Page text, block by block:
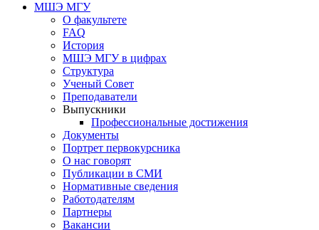
МШЭ МГУ
О факультете
FAQ
История
МШЭ МГУ в цифрах
Структура
Ученый Совет
Преподаватели
Выпускники
Профессиональные достижения
Документы
Портрет первокурсника
О нас говорят
Публикации в СМИ
Нормативные сведения
Работодателям
Партнеры
Вакансии